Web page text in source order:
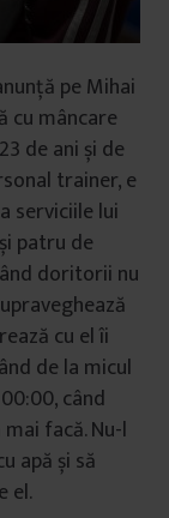
pe Mihai
cu mâncare
de ani și de
trainer, e
serviciile lui
patru de
doritorii nu
cu el îi
de la micul
când
facă. Nu-l
apă și să
el.